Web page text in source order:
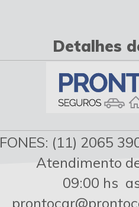
Detalhes
FONES: (11) 2065
Atendimento
09:00 hs